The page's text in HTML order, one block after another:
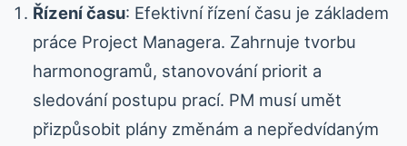
Řízení času: Efektivní řízení času je základem
práce Project Managera. Zahrnuje tvorbu
harmonogramů, stanovování priorit a
sledování postupu prací. PM musí umět
přizpůsobit plány změnám a nepředvídaným